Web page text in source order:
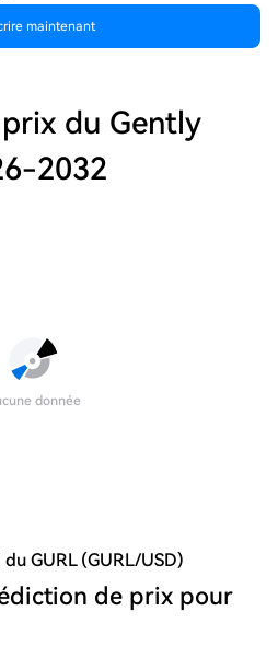
maintenant
du Gently
-2032
donnée
GURL (GURL/USD)
de prix pour